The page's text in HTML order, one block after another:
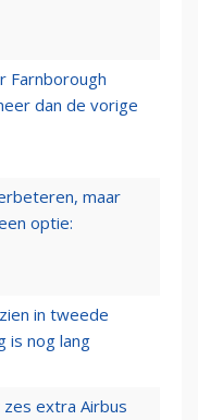
Farnborough
dan de vorige
maar
optie:
in tweede
is nog lang
extra Airbus